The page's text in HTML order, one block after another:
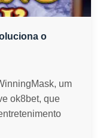
o
um
ok8bet, que